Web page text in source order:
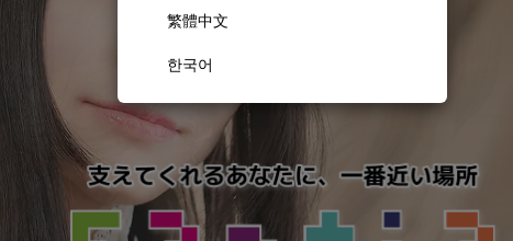
繁體中文
한국어